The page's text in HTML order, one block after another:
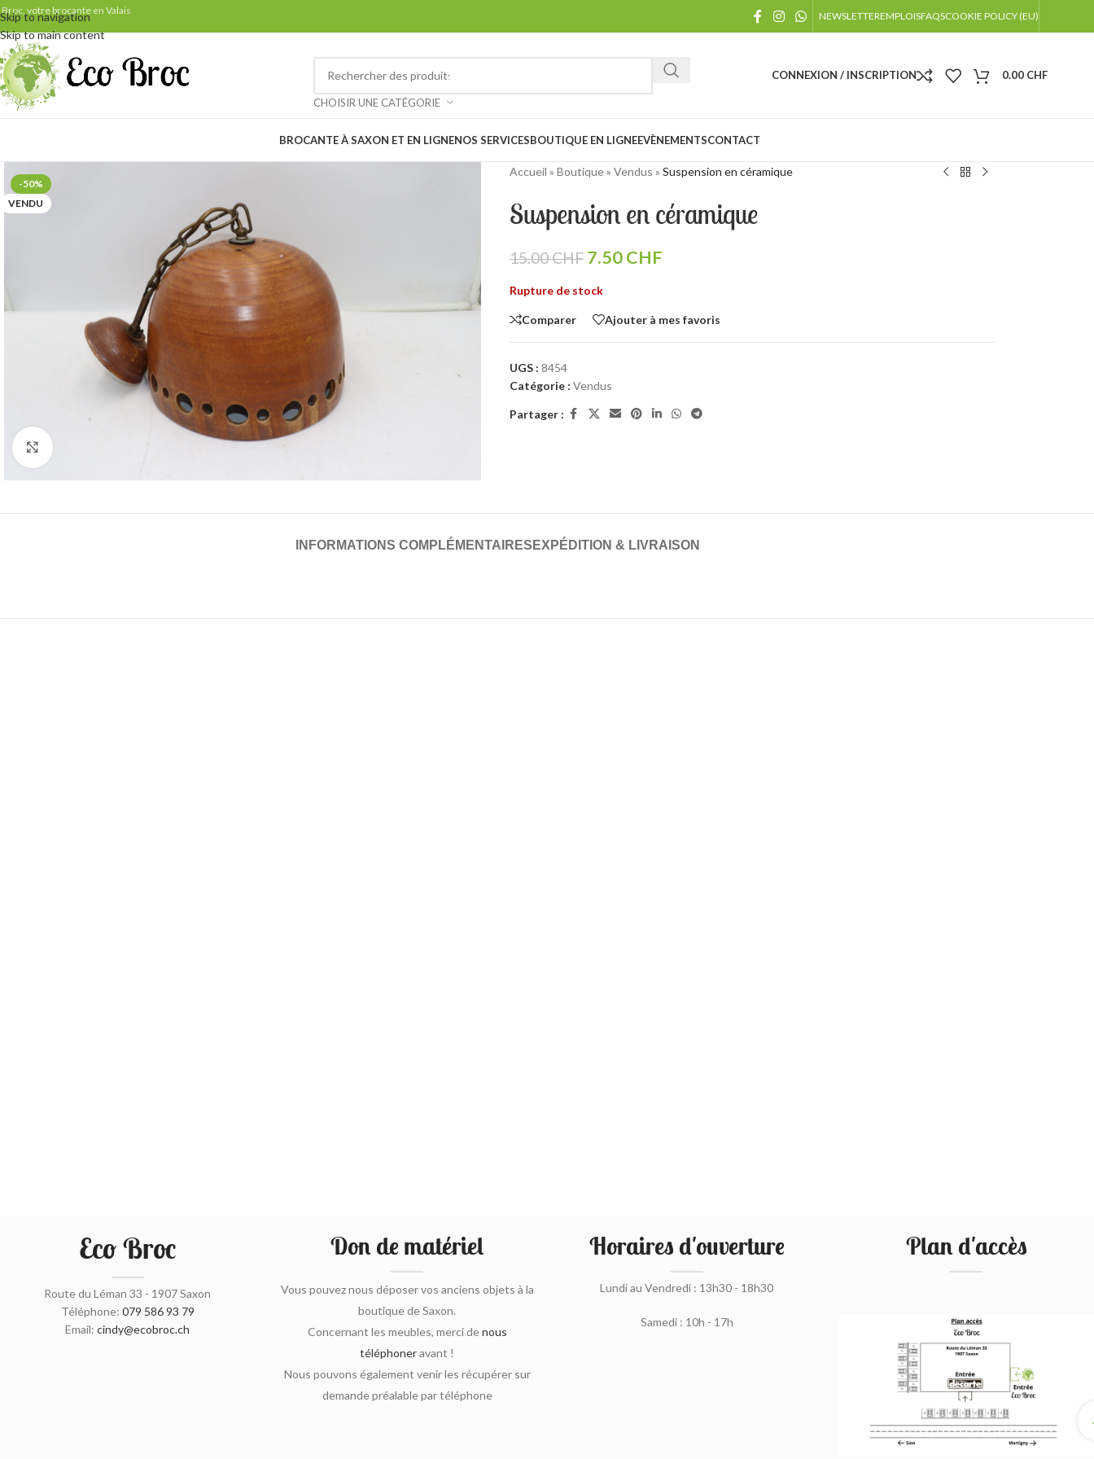
Skip to navigation
Skip to main content
Broc, votre brocante en Valais NEWSLETTEREMPLOISFAQSCOOKIE POLICY (EU)
CHOISIR UNE CATÉGORIE
CONNEXION / INSCRIPTION 0.00 CHF
BROCANTE À SAXON ET EN LIGNENOS SERVICESBOUTIQUE EN LIGNEEVÈNEMENTSCONTACT
-50%
VENDU
Accueil » Boutique» Vendus » Suspension en céramique
Suspension en céramique
15.00CHF 7.50CHF
Rupture de stock
Comparer Ajouter à mes favoris
UGS : 8454
Catégorie : Vendus
Partager :
INFORMATIONS COMPLÉMENTAIRES EXPÉDITION & LIVRAISON
Eco Broc
Route du Léman 33 - 1907 Saxon
Téléphone: 079 586 93 79
Email:cindy@ecobroc.ch
Don de matériel
Vous pouvez nous déposer vos anciens objets à la
boutique de Saxon.
Concernant les meubles, merci denous
téléphoneravant !
Nous pouvons également venir les récupérer sur
demande préalable par téléphone
Horaires d'ouverture
Lundi au Vendredi : 13h30 - 18h30
Samedi : 10h - 17h
Plan d'accès